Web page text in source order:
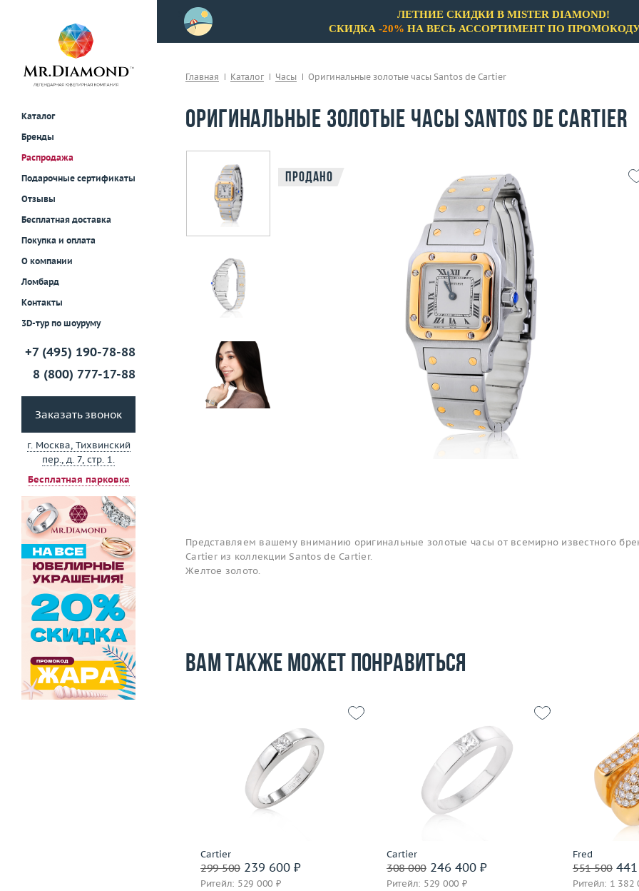
Каталог
Бренды
Распродажа
Подарочные сертификаты
Отзывы
Бесплатная доставка
Покупка и оплата
О компании
Ломбард
Контакты
3D-тур по шоуруму
+7 (495) 190-78-88
8 (800) 777-17-88
Заказать звонок
г. Москва, Тихвинский
пер., д. 7, стр. 1.
Бесплатная парковка
примерки!
ЛЕТНИЕ СКИДКИ В MISTER DIAMOND!
СКИДКА -20% НА ВЕСЬ АССОРТИМЕНТ ПО
Главная Каталог Часы Оригинальные золотые часы Santos de Cartier
Оригинальные золотые часы Santos de Cartier
Продано
Представляем вашему вниманию оригинальные золотые часы от всемирно известного
Cartier из коллекции Santos de Cartier.
Желтое золото.
Вам также может понравиться
Cartier
299 500239 600 ₽
Ритейл: 529 000 ₽
Материал
золото 750 пробы
Cartier
308 000246 400 ₽
Ритейл: 529 000 ₽
Материал
золото 750 пробы
Fred
551 500441
Ритейл: 1 382
Размер
Вес (г)
Материал